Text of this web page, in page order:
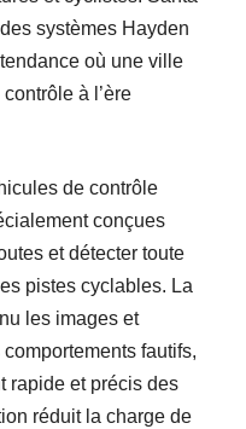
systèmes Hayden
où une ville
à l’ère
de contrôle
conçues
et détecter toute
pistes cyclables. La
les images et
fautifs,
rapide et précis des
réduit la charge de